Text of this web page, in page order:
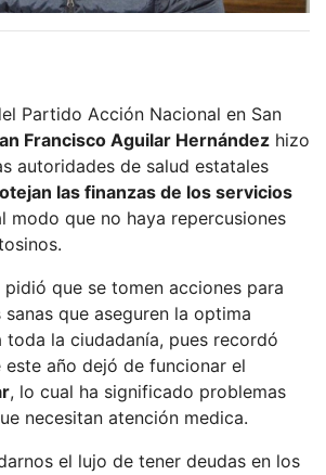
Partido Acción Nacional en San
Francisco Aguilar Hernández hizo
autoridades de salud estatales
las finanzas de los servicios
modo que no haya repercusiones
que se tomen acciones para
que aseguren la optima
la ciudadanía, pues recordó
año dejó de funcionar el
, lo cual ha significado problemas
necesitan atención medica.
el lujo de tener deudas en los